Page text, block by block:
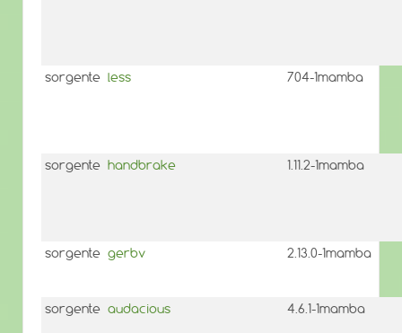
sorgente less 704-1mamba
sorgente handbrake 1.11.2-1mamba
sorgente gerbv 2.13.0-1mamba
sorgente audacious 4.6.1-1mamba